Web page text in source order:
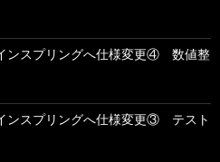
ンスプリングへ仕様変更④ 数値整
ンスプリングへ仕様変更③ テスト